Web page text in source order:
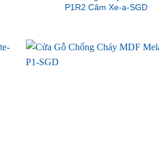
P1R2 Căm Xe-a-SGD